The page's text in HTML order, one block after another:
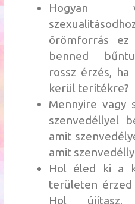
Hogyan
örömforrás ez
benned
rossz érzés, ha
kerül terítékre?
Mennyire vagy
szenvedéllyel
amit
amit
Hol éled ki a
területen érzed
Hol